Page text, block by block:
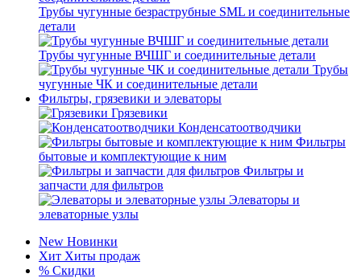
Трубы чугунные безраструбные SML и соединительные
детали
Трубы чугунные ВЧШГ и соединительные детали
Трубы
чугунные ЧК и соединительные детали
Фильтры, грязевики и элеваторы
Грязевики
Конденсатоотводчики
Фильтры
бытовые и комплектующие к ним
Фильтры и
запчасти для фильтров
Элеваторы и
элеваторные узлы
New Новинки
Хит Хиты продаж
% Скидки